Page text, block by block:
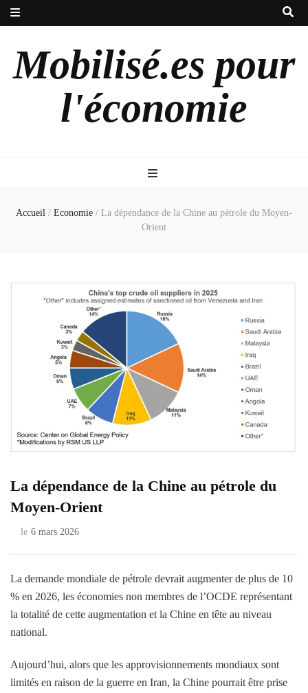
Mobilisé.es pour
l'économie
Accueil / Economie / La dépendance de la Chine au pétrole du Moyen-
Orient
La dépendance de la Chine au pétrole du
Moyen-Orient
le 6 mars 2026
La demande mondiale de pétrole devrait augmenter de plus de 10
% en 2026, les économies non membres de l’OCDE représentant
la totalité de cette augmentation et la Chine en tête au niveau
national.
Aujourd’hui, alors que les approvisionnements mondiaux sont
limités en raison de la guerre en Iran, la Chine pourrait être prise